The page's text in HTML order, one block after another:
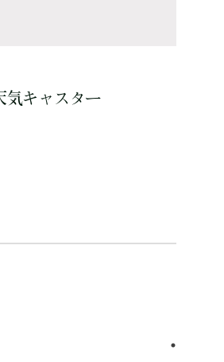
気キャスター